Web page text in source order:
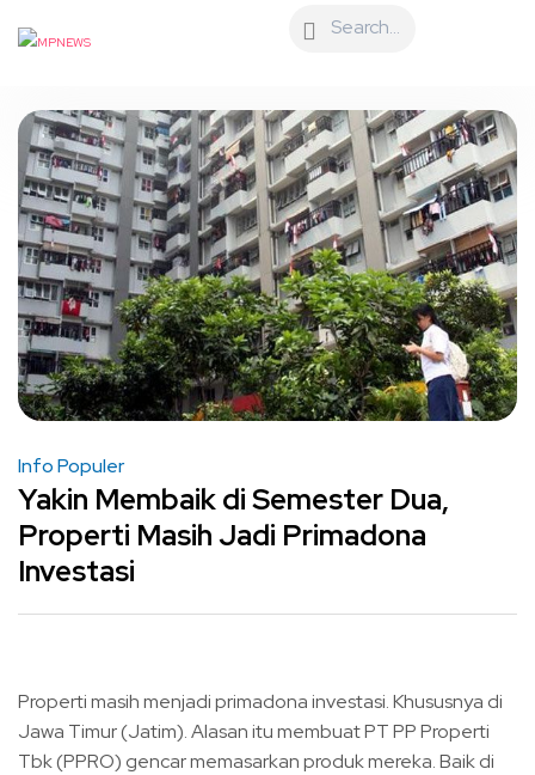
Info Populer
Yakin Membaik di Semester Dua,
Properti Masih Jadi Primadona
Investasi
Properti masih menjadi primadona investasi. Khususnya di
Jawa Timur (Jatim). Alasan itu membuat PT PP Properti
Tbk (PPRO) gencar memasarkan produk mereka. Baik di